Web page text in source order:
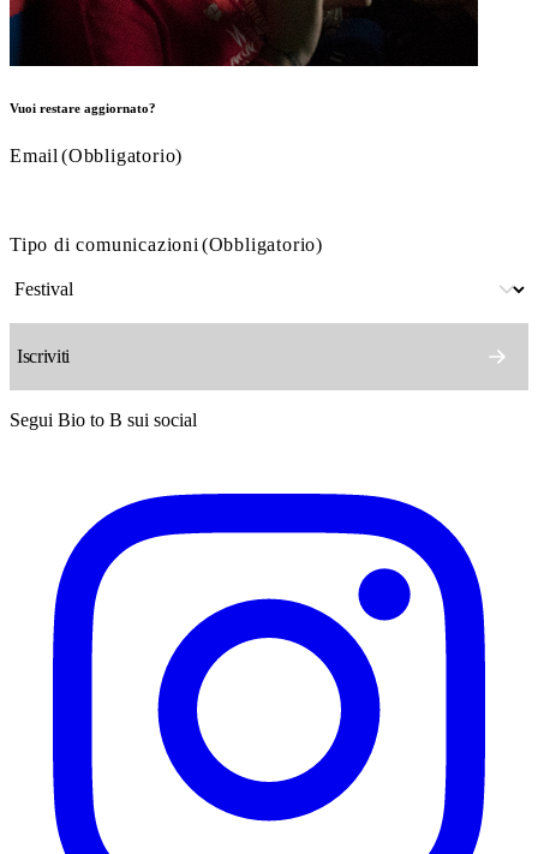
Vuoi restare aggiornato?
Email (Obbligatorio)
Tipo di comunicazioni (Obbligatorio)
Segui Bio to B sui social